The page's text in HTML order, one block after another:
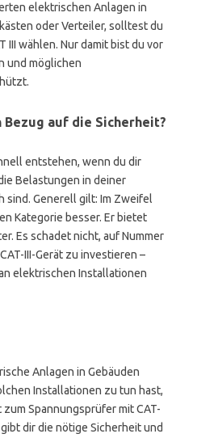
elektrischen Anlagen in
oder Verteiler, solltest du
III wählen. Nur damit bist du vor
und möglichen
auf die Sicherheit?
entstehen, wenn du dir
Belastungen in deiner
sind. Generell gilt: Im Zweifel
Kategorie besser. Er bietet
Es schadet nicht, auf Nummer
III-Gerät zu investieren –
elektrischen Installationen
Anlagen in Gebäuden
Installationen zu tun hast,
Spannungsprüfer mit CAT-
dir die nötige Sicherheit und